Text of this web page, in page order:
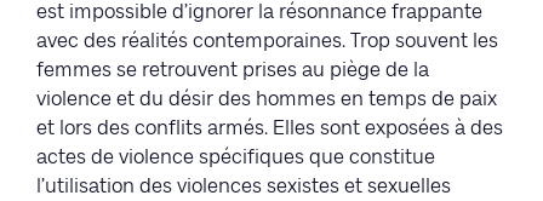
est impossible d’ignorer la résonnance frappante
avec des réalités contemporaines. Trop souvent les
femmes se retrouvent prises au piège de la
violence et du désir des hommes en temps de paix
et lors des conflits armés. Elles sont exposées à des
actes de violence spécifiques que constitue
l’utilisation des violences sexistes et sexuelles